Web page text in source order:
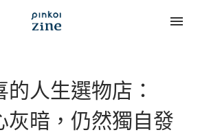
人生選物店：
灰暗，仍然獨自發